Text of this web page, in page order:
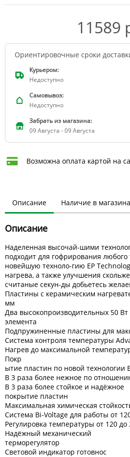
11589
Ориентировочные сроки
Курьером:
Недоступно
Самовывоз:
Недоступно
Забрать из магазина:
09 Августа - 09 Августа
Возможна оплата картой на
Описание Наличие в
Описание
Наделенная высочай-шими
подходит для гофрирования любого
новейшую техноло-гию EP
нагрева, а также улучшения
считаные секун-ды добьетесь
Пластины с керамическим
мм
Два высокопроизводительных 50
элемента
Подпружиненные пластины для
Система контроля температуры
Нагрев до максимальной
Покр
ытие пластин по новой технологии
В 3 раза более нежное по
В 3 раза более стойкое и надёжное
покрытие пластин
Максимальная химическая
Система Bi-Voltage для работы от
Регулировка температуры от 120 до
Надёжный механический
терморегулятор
Световой индикатор готовнос